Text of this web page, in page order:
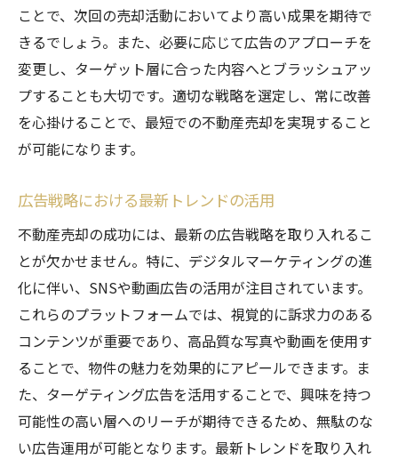
ことで、次回の売却活動においてより高い成果を期待で
きるでしょう。また、必要に応じて広告のアプローチを
変更し、ターゲット層に合った内容へとブラッシュアッ
プすることも大切です。適切な戦略を選定し、常に改善
を心掛けることで、最短での不動産売却を実現すること
が可能になります。
広告戦略における最新トレンドの活用
不動産売却の成功には、最新の広告戦略を取り入れるこ
とが欠かせません。特に、デジタルマーケティングの進
化に伴い、SNSや動画広告の活用が注目されています。
これらのプラットフォームでは、視覚的に訴求力のある
コンテンツが重要であり、高品質な写真や動画を使用す
ることで、物件の魅力を効果的にアピールできます。ま
た、ターゲティング広告を活用することで、興味を持つ
可能性の高い層へのリーチが期待できるため、無駄のな
い広告運用が可能となります。最新トレンドを取り入れ